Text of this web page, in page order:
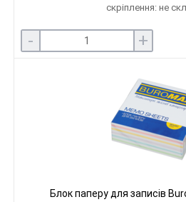
скріплення: не
- +
Блок паперу для записів